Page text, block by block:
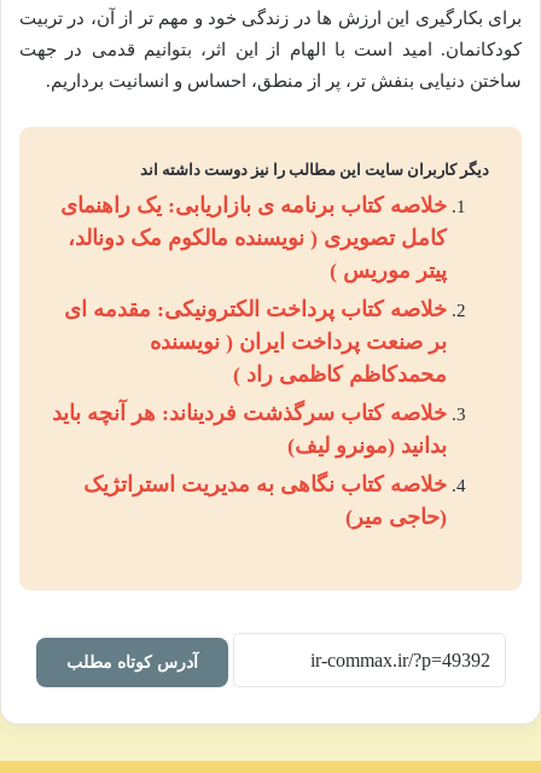
برای بکارگیری این ارزش ها در زندگی خود و مهم تر از آن، در تربیت
کودکانمان. امید است با الهام از این اثر، بتوانیم قدمی در جهت
ساختن دنیایی بنفش تر، پر از منطق، احساس و انسانیت برداریم.
دیگر کاربران سایت این مطالب را نیز دوست داشته اند
خلاصه کتاب برنامه ی بازاریابی: یک راهنمای
کامل تصویری ( نویسنده مالکوم مک دونالد،
پیتر موریس )
خلاصه کتاب پرداخت الکترونیکی: مقدمه ای
بر صنعت پرداخت ایران ( نویسنده
محمدکاظم کاظمی راد )
خلاصه کتاب سرگذشت فردیناند: هر آنچه باید
بدانید (مونرو لیف)
خلاصه کتاب نگاهی به مدیریت استراتژیک
(حاجی میر)
آدرس کوتاه مطلب